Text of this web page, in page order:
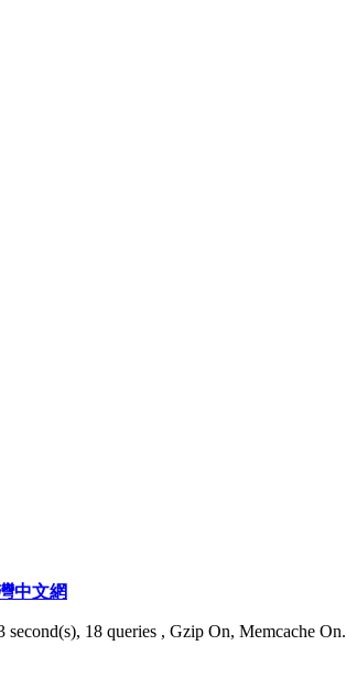
中文網
second(s), 18 queries , Gzip On, Memcache On.